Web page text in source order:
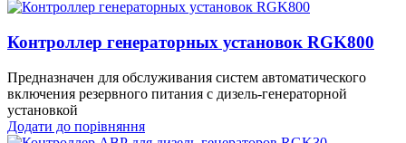
Контроллер генераторных установок RGK800
Предназначен для обслуживания систем автоматического
включения резервного питания с дизель-генераторной
установкой
Додати до порівняння